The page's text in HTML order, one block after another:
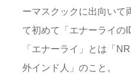
ーマスクックに出向いて
て初めて「エナーライの
「エナーライ」とは「
外インド人」のこと。